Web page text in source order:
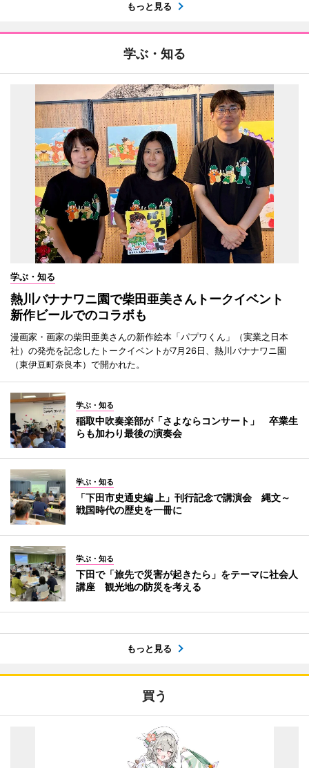
もっと見る
学ぶ・知る
学ぶ・知る
熱川バナナワニ園で柴田亜美さんトークイベント
新作ビールでのコラボも
漫画家・画家の柴田亜美さんの新作絵本「パプワくん」（実業之日本
社）の発売を記念したトークイベントが7月26日、熱川バナナワニ園
（東伊豆町奈良本）で開かれた。
学ぶ・知る
稲取中吹奏楽部が「さよならコンサート」 卒業生
らも加わり最後の演奏会
学ぶ・知る
「下田市史通史編 上」刊行記念で講演会 縄文～
戦国時代の歴史を一冊に
学ぶ・知る
下田で「旅先で災害が起きたら」をテーマに社会人
講座 観光地の防災を考える
もっと見る
買う